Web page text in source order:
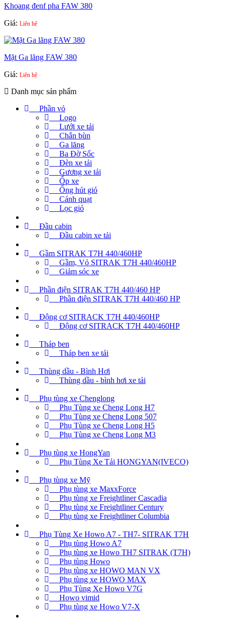
Khoang đenf pha FAW 380
Giá: Liên hệ
Mặt Ga lăng FAW 380
Giá: Liên hệ
Danh mục sản phẩm
Phần vỏ
Logo
Lưới xe tải
Chắn bùn
Ga lăng
Ba Đờ Sốc
Đèn xe tải
Gương xe tải
Ốp xe
Ống hút gió
Cánh quạt
Lọc gió
Đầu cabin
Đầu cabin xe tải
Gầm SITRAK T7H 440/460HP
Gầm, Vỏ SITRAK T7H 440/460HP
Giảm sóc xe
Phần điện SITRAK T7H 440/460 HP
Phần điện SITRAK T7H 440/460 HP
Động cơ SITRACK T7H 440/460HP
Động cơ SITRACK T7H 440/460HP
Tháp ben
Tháp ben xe tải
Thùng dầu - Bình Hơi
Thùng dầu - bình hơi xe tải
Phụ tùng xe Chenglong
Phụ Tùng xe Cheng Long H7
Phụ Tùng xe Cheng Long 507
Phụ Tùng xe Cheng Long H5
Phụ Tùng xe Cheng Long M3
Phụ tùng xe HongYan
Phụ Tùng Xe Tải HONGYAN(IVECO)
Phụ tùng xe Mỹ
Phụ tùng xe MaxxForce
Phụ tùng xe Freightliner Cascadia
Phụ tùng xe Freightliner Century
Phụ tùng xe Freightliner Columbia
Phụ Tùng Xe Howo A7 - TH7- SITRAK T7H
Phụ tùng Howo A7
Phụ tùng xe Howo TH7 SITRAK (T7H)
Phụ tùng Howo
Phụ tùng xe HOWO MAN VX
Phụ tùng xe HOWO MAX
Phụ Tùng Xe Howo V7G
Howo vimid
Phụ tùng xe Howo V7-X